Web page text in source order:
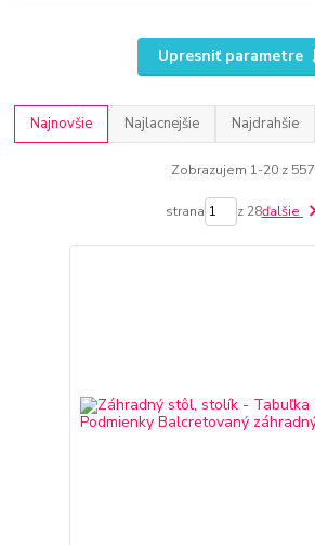
Upresniť parametre
Najnovšie Najlacnejšie Najdrahšie
Zobrazujem 1-20 z 557
strana z 28ďalšie